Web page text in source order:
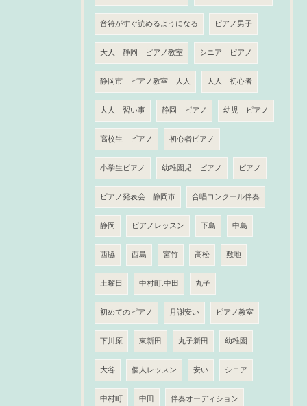
音符がすぐ読めるようになる ピアノ男子
大人 静岡 ピアノ教室 シニア ピアノ
静岡市 ピアノ教室 大人 大人 初心者
大人 習い事 静岡 ピアノ 幼児 ピアノ
高校生 ピアノ 初心者ピアノ
小学生ピアノ 幼稚園児 ピアノ ピアノ
ピアノ発表会 静岡市 合唱コンクール伴奏
静岡 ピアノレッスン 下島 中島
西脇 西島 宮竹 高松 敷地
土曜日 中村町.中田 丸子
初めてのピアノ 月謝安い ピアノ教室
下川原 東新田 丸子新田 幼稚園
大谷 個人レッスン 安い シニア
中村町 中田 伴奏オーディション